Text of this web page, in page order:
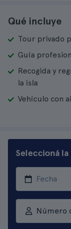
Qué incluye
Tour privado
Guía
Recogida y
la isla
Vehículo con
Seleccioná
Número